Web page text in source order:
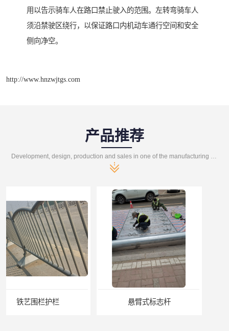
用以告示骑车人在路口禁止驶入的范围。左转弯骑车人
须沿禁驶区绕行，以保证路口内机动车通行空间和安全
侧向净空。
http://www.hnzwjtgs.com
产品推荐
悬臂式标志杆 F型悬臂式交通标志杆